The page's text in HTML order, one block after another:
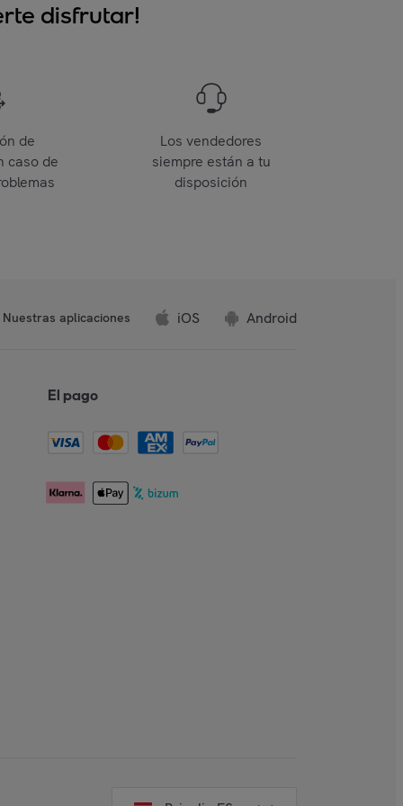
disfrutar!
de
caso de
Los vendedores
siempre están a tu
disposición
Nuestras aplicaciones iOS Android
El pago